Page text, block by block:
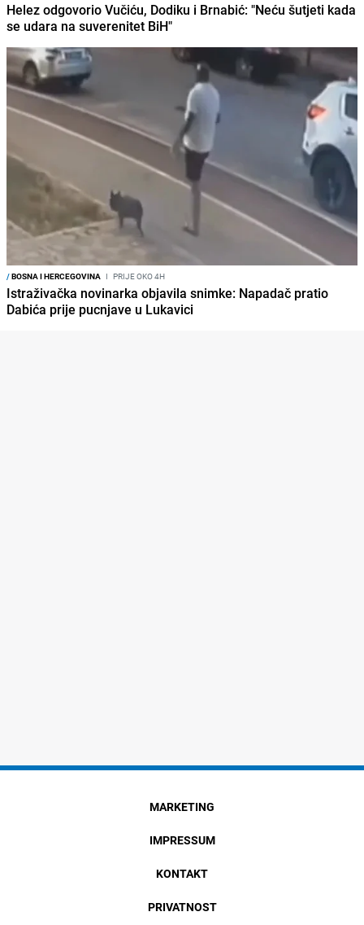
Helez odgovorio Vučiću, Dodiku i Brnabić: "Neću šutjeti kada
se udara na suverenitet BiH"
/BOSNA I HERCEGOVINA I PRIJE OKO 4H
Istraživačka novinarka objavila snimke: Napadač pratio
Dabića prije pucnjave u Lukavici
MARKETING
IMPRESSUM
KONTAKT
PRIVATNOST